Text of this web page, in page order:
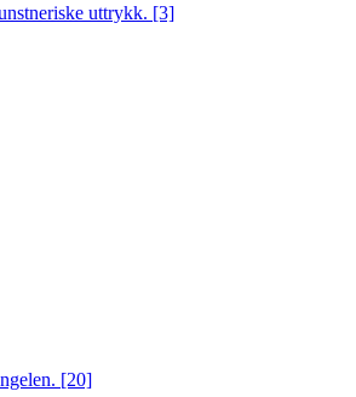
uttrykk. [3]
[20]